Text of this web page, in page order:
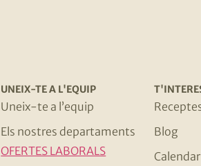
UNEIX-TE A L'EQUIP
Uneix-te a l’equip
Els nostres departaments
OFERTES LABORALS
Blog